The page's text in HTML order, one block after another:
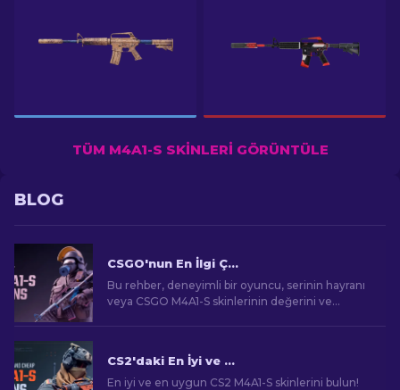
TÜM M4A1-S SKINLERI GÖRÜNTÜLE
BLOG
CSGO'nun En İlgi Çekici M4A1-S Skinleri
Bu rehber, deneyimli bir oyuncu, serinin hayranı
veya CSGO M4A1-S skinlerinin değerini ve
götürecektir.
CS2'daki En İyi ve Ucuz M4A1-S Skinleri [2026]
En iyi ve en uygun CS2 M4A1-S skinlerini bulun!